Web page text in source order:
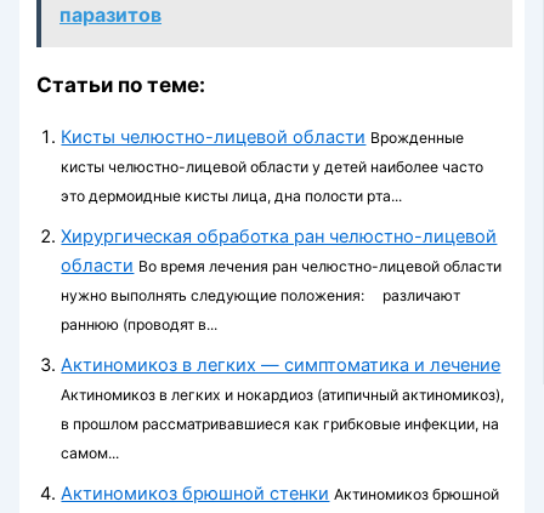
паразитов
Статьи по теме:
Кисты челюстно-лицевой области Врожденные
кисты челюстно-лицевой области у детей наиболее часто
это дермоидные кисты лица, дна полости рта...
Хирургическая обработка ран челюстно-лицевой
области Во время лечения ран челюстно-лицевой области
нужно выпол­нять следующие положения: различают
раннюю (проводят в...
Актиномикоз в легких — симптоматика и лечение
Актиномикоз в легких и нокардиоз (атипичный актиномикоз),
в прошлом рассматривавшиеся как грибковые инфекции, на
самом...
Актиномикоз брюшной стенки Актиномикоз брюшной